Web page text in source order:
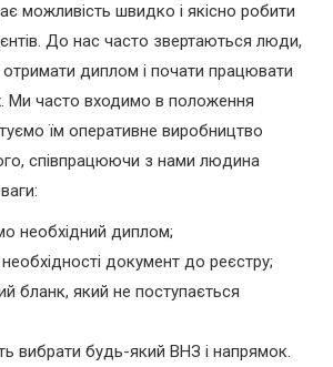
можливість швидко і якісно робити
До нас часто звертаються люди,
диплом і почати працювати
Ми часто входимо в положення
їм оперативне виробництво
співпрацюючи з нами людина
необхідний диплом;
документ до реєстру;
бланк, який не поступається
вибрати будь-який ВНЗ і напрямок.